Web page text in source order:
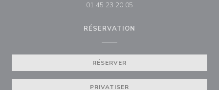
01 45 23 20 05
RÉSERVATION
RÉSERVER
PRIVATISER